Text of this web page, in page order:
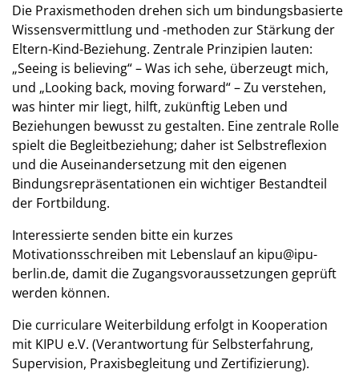
Die Praxismethoden drehen sich um bindungsbasierte
Wissensvermittlung und -methoden zur Stärkung der
Eltern-Kind-Beziehung. Zentrale Prinzipien lauten:
„Seeing is believing“ – Was ich sehe, überzeugt mich,
und „Looking back, moving forward“ – Zu verstehen,
was hinter mir liegt, hilft, zukünftig Leben und
Beziehungen bewusst zu gestalten. Eine zentrale Rolle
spielt die Begleitbeziehung; daher ist Selbstreflexion
und die Auseinandersetzung mit den eigenen
Bindungsrepräsentationen ein wichtiger Bestandteil
der Fortbildung.
Interessierte senden bitte ein kurzes
Motivationsschreiben mit Lebenslauf an kipu@ipu-
berlin.de, damit die Zugangsvoraussetzungen geprüft
werden können.
Die curriculare Weiterbildung erfolgt in Kooperation
mit KIPU e.V. (Verantwortung für Selbsterfahrung,
Supervision, Praxisbegleitung und Zertifizierung).